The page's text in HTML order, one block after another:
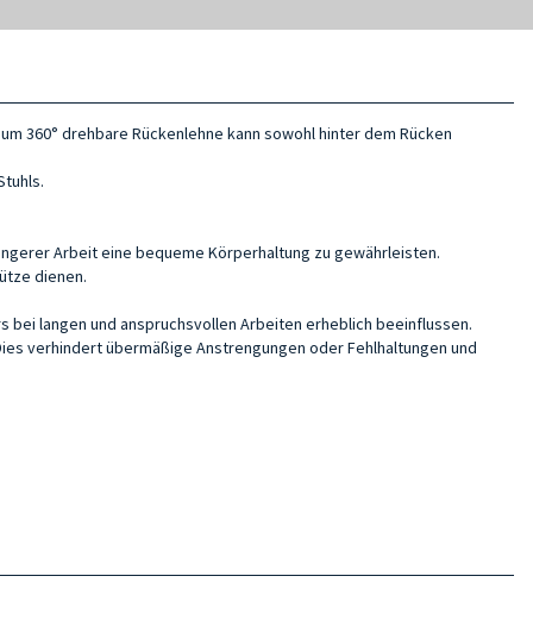
360° drehbare Rückenlehne kann sowohl hinter dem Rücken
Arbeit eine bequeme Körperhaltung zu gewährleisten.
dienen.
langen und anspruchsvollen Arbeiten erheblich beeinflussen.
verhindert übermäßige Anstrengungen oder Fehlhaltungen und